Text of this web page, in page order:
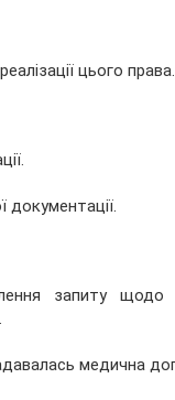
цього права.
документації.
запиту щодо
медична